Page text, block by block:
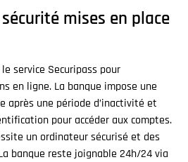
mises en place
service Securipass pour
en ligne. La banque impose une
après une période d’inactivité et
pour accéder aux comptes.
un ordinateur sécurisé et des
banque reste joignable 24h/24 via